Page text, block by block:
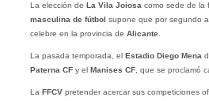
La elección de La Vila Joiosacomo sede de la
masculina de fútbol supone que por segundo
celebre en la provincia de Alicante.
La pasada temporada, el Estadio Diego Mena
Paterna CFy el Manises CF, que se proclamó
La FFCVpretender acercar sus competiciones